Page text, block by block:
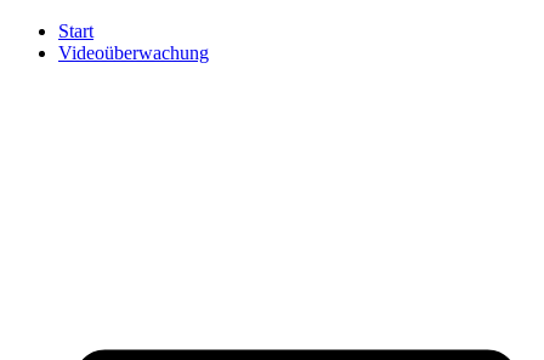
Start
Videoüberwachung